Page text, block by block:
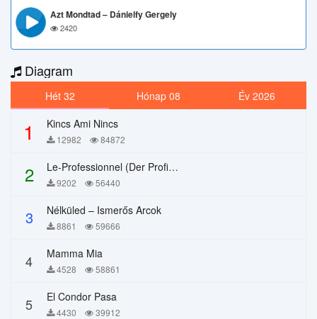
Azt Mondtad – Dánielfy Gergely
2420
Diagram
Hét 32 Hónap 08 Év 2026
1 Kincs Ami Nincs
12982 84872
2 Le-Professionnel (Der Profi) – Chi Mai
9202 56440
3 Nélküled – Ismerős Arcok
8861 59666
4 Mamma Mia
4528 58861
5 El Condor Pasa
4430 39912